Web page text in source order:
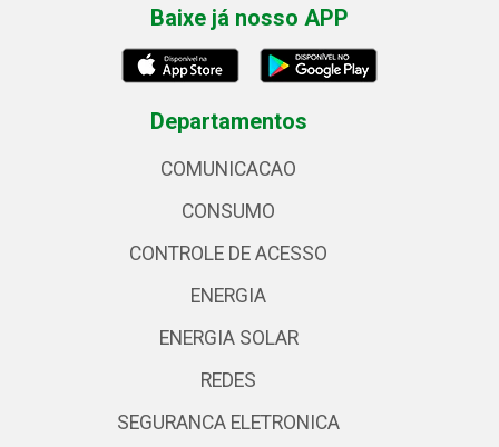
Baixe já nosso APP
Departamentos
COMUNICACAO
CONSUMO
CONTROLE DE ACESSO
ENERGIA
ENERGIA SOLAR
REDES
SEGURANCA ELETRONICA